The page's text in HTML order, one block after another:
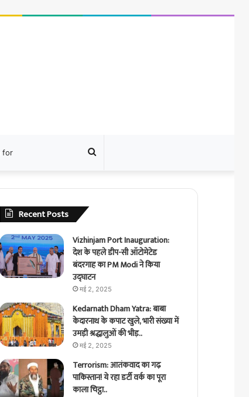
Search
for
Recent Posts
Vizhinjam Port Inauguration:
देश के पहले डीप-सी ऑटोमेटेड
बंदरगाह का PM Modi ने किया
उद्घाटन
मई 2, 2025
Kedarnath Dham Yatra: बाबा
केदारनाथ के कपाट खुले, भारी संख्या में
उमड़ी श्रद्धालुओं की भीड़..
मई 2, 2025
Terrorism: आतंकवाद का गढ़
पाकिस्तान! ये रहा डर्टी वर्क का पूरा
काला चिट्ठा..